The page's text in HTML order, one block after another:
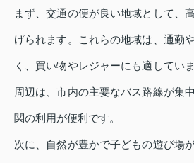
まず、交通の便が良い地域として、
げられます。これらの地域は、通勤
く、買い物やレジャーにも適してい
周辺は、市内の主要なバス路線が集
関の利用が便利です。
次に、自然が豊かで子どもの遊び場